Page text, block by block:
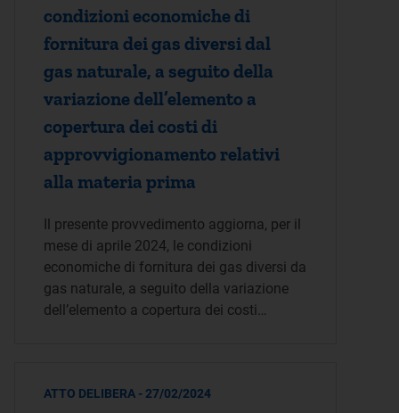
condizioni economiche di
fornitura dei gas diversi dal
gas naturale, a seguito della
variazione dell’elemento a
copertura dei costi di
approvvigionamento relativi
alla materia prima
Il presente provvedimento aggiorna, per il
mese di aprile 2024, le condizioni
economiche di fornitura dei gas diversi da
gas naturale, a seguito della variazione
dell’elemento a copertura dei costi…
ATTO DELIBERA - 27/02/2024